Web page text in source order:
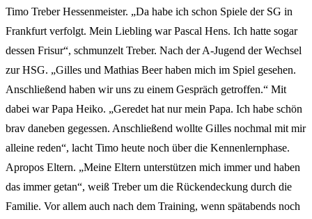
Timo Treber Hessenmeister. „Da habe ich schon Spiele der SG in
Frankfurt verfolgt. Mein Liebling war Pascal Hens. Ich hatte sogar
dessen Frisur“, schmunzelt Treber. Nach der A-Jugend der Wechsel
zur HSG. „Gilles und Mathias Beer haben mich im Spiel gesehen.
Anschließend haben wir uns zu einem Gespräch getroffen.“ Mit
dabei war Papa Heiko. „Geredet hat nur mein Papa. Ich habe schön
brav daneben gegessen. Anschließend wollte Gilles nochmal mit mir
alleine reden“, lacht Timo heute noch über die Kennenlernphase.
Apropos Eltern. „Meine Eltern unterstützen mich immer und haben
das immer getan“, weiß Treber um die Rückendeckung durch die
Familie. Vor allem auch nach dem Training, wenn spätabends noch